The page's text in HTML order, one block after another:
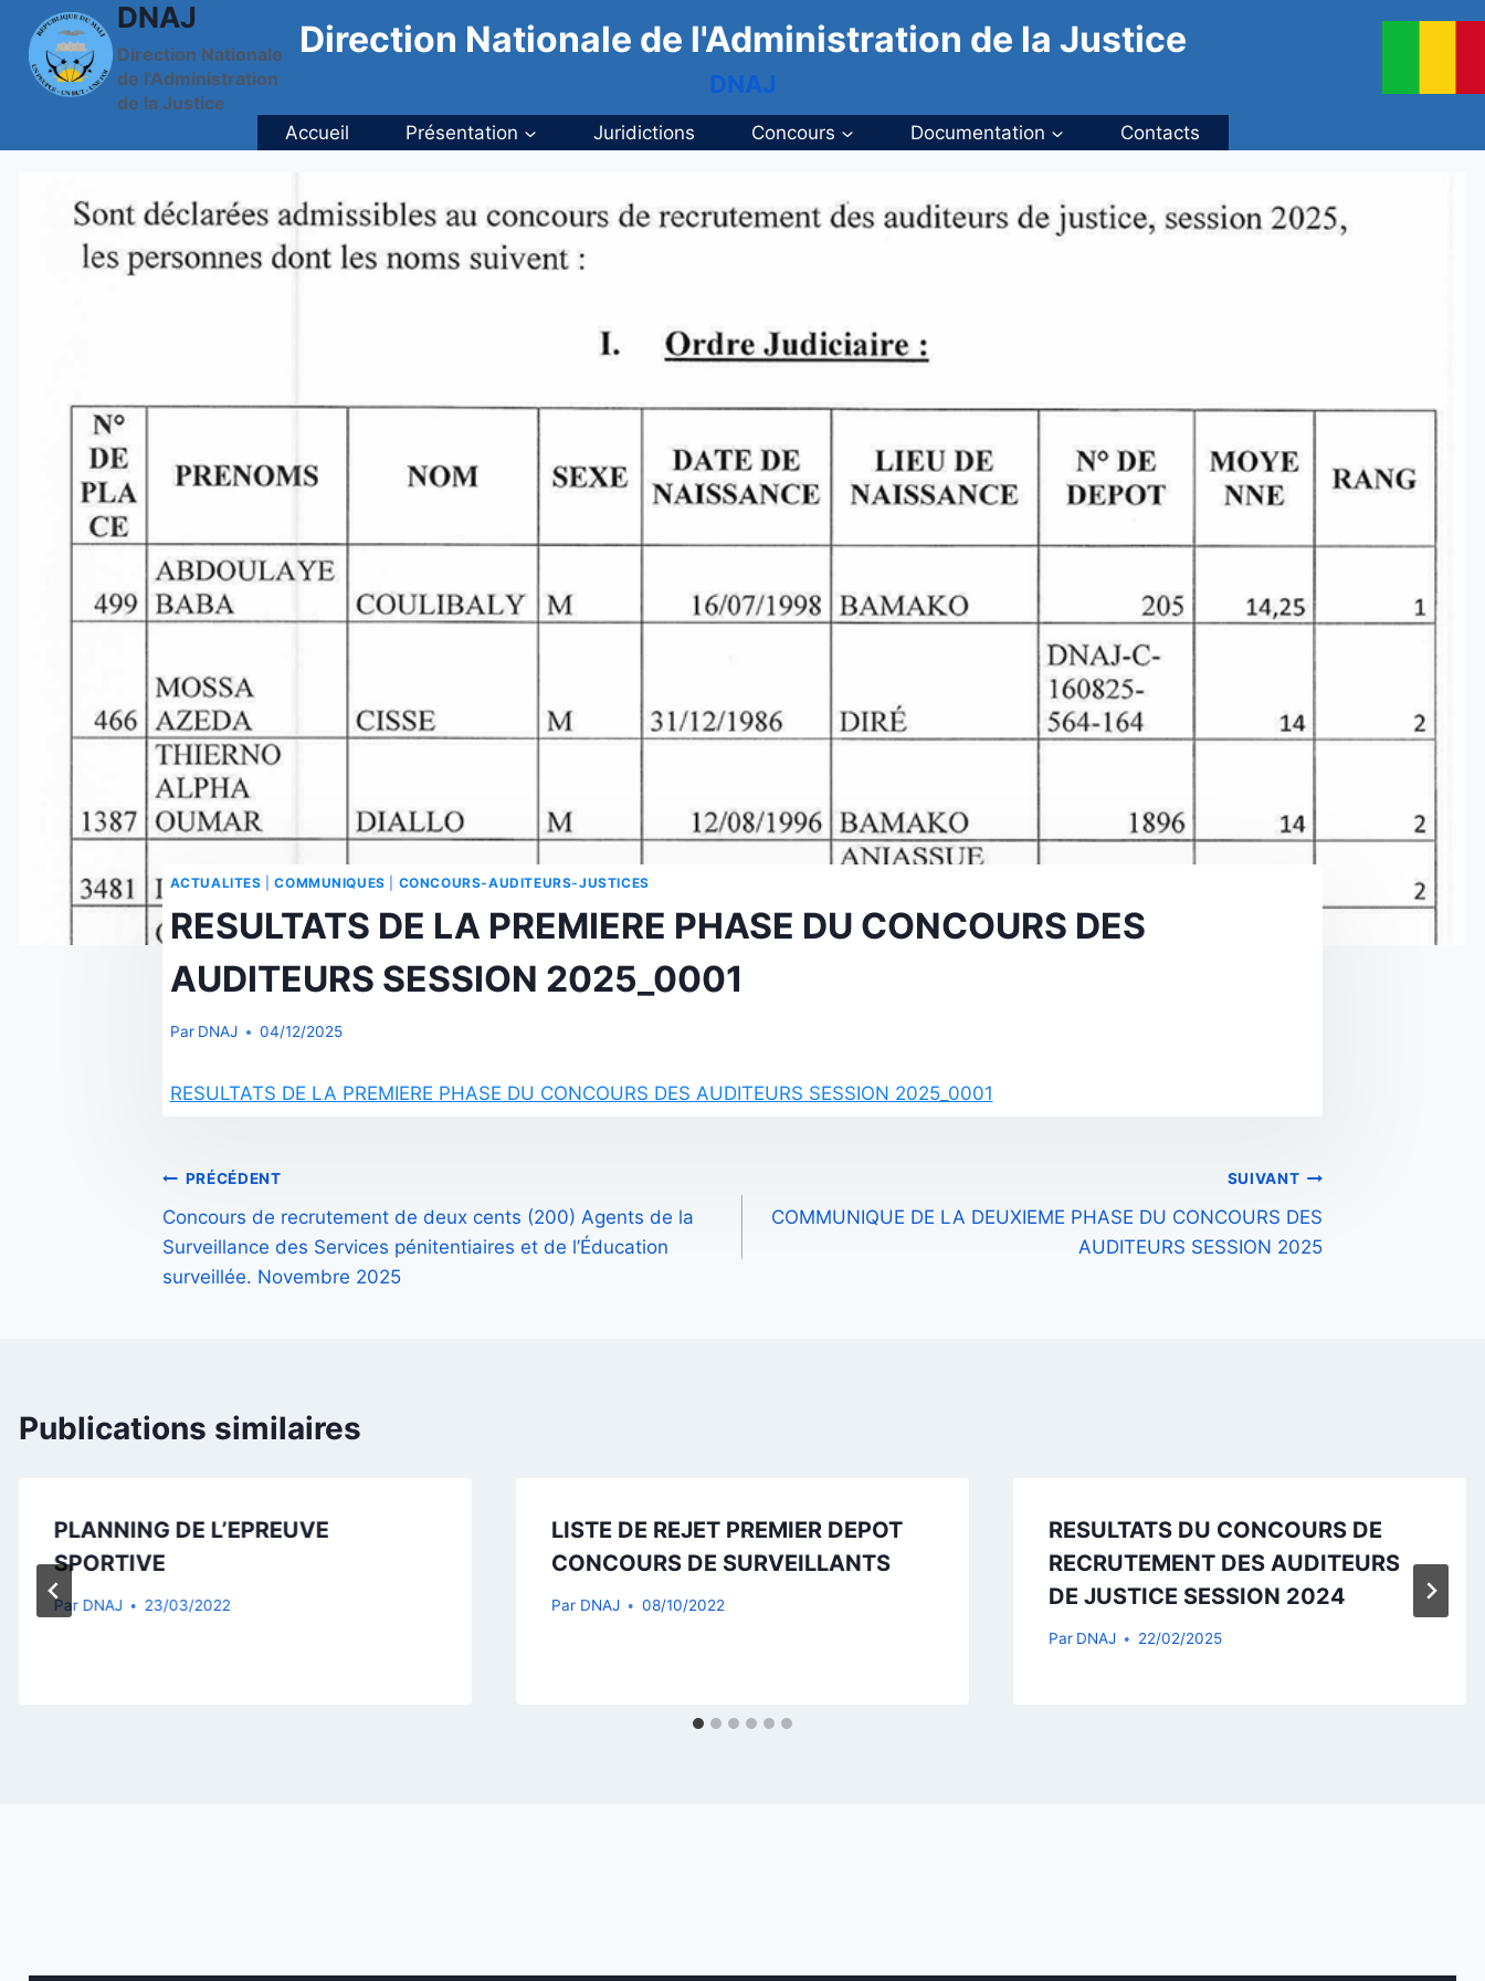
contenu
DNAJ
Direction Nationale
de l'Administration
de la Justice
Direction Nationale de l'Administration de la Justice
DNAJ
Accueil Présentation Juridictions Concours Documentation Contacts
ACTUALITES |COMMUNIQUES CONCOURS-AUDITEURS-JUSTICES
RESULTATS DE LA PREMIERE PHASE DU CONCOURS DES
AUDITEURS SESSION 2025_0001
Par DNAJ 04/12/2025
RESULTATS DE LA PREMIERE PHASE DU CONCOURS DES AUDITEURS SESSION 2025_0001
Navigation
de
l’article
PRÉCÉDENT
Concours de recrutement de deux cents (200) Agents de la
Surveillance des Services pénitentiaires et de l’Éducation
surveillée. Novembre 2025
SUIVANT
COMMUNIQUE DE LA DEUXIEME PHASE DU CONCOURS DES
AUDITEURS SESSION 2025
Publications similaires
PLANNING DE L’EPREUVE
SPORTIVE
Par DNAJ 23/03/2022
LISTE DE REJET PREMIER DEPOT
CONCOURS DE SURVEILLANTS
Par DNAJ 08/10/2022
RESULTATS DU CONCOURS DE
RECRUTEMENT DES AUDITEURS
DE JUSTICE SESSION 2024
Par DNAJ 22/02/2025